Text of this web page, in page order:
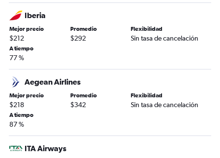
Iberia
Mejor precio
$212
Promedio
$292
Flexibilidad
Sin tasa de cancelación
A tiempo
77 %
Aegean Airlines
Mejor precio
$218
Promedio
$342
Flexibilidad
Sin tasa de cancelación
A tiempo
87 %
ITA Airways